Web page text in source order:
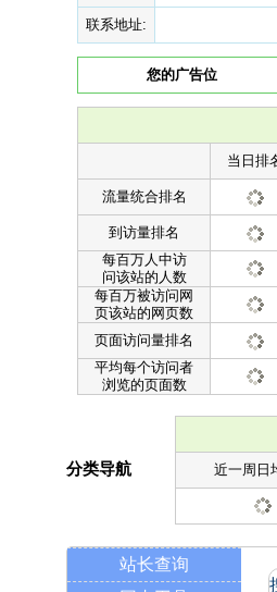
联系地址:
您的广告位
当日排
流量统合排名
到访量排名
每百万人中访
问该站的人数
每百万被访问网
页该站的网页数
页面访问量排名
平均每个访问者
浏览的页面数
近一周日
分类导航
站长查询